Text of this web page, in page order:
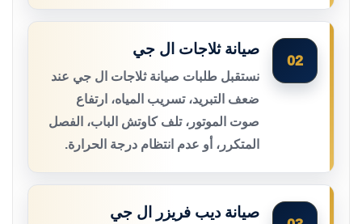
02
صيانة ثلاجات ال جي
نستقبل طلبات صيانة ثلاجات ال جي عند
ضعف التبريد، تسريب المياه، ارتفاع
صوت الموتور، تلف كاوتش الباب، الفصل
المتكرر، أو عدم انتظام درجة الحرارة.
صيانة ديب فريزر ال جي